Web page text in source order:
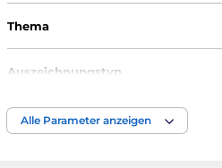
Thema
Auszeichnungstyp
Material
Alle Parameter anzeigen